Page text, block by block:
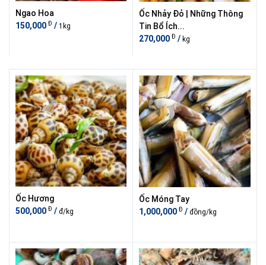
Ngao Hoa
150,000 Đ / 1kg
Ốc Nhảy Đỏ | Những Thông
Tin Bổ Ích...
270,000 Đ / kg
Ốc Hương
500,000 Đ / đ/kg
Ốc Móng Tay
1,000,000 Đ / đồng/kg